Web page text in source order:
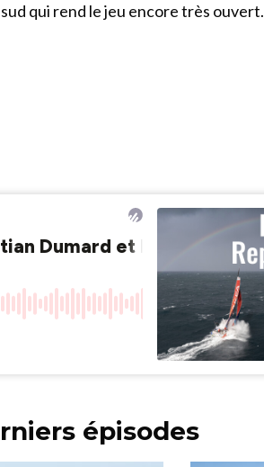
qui rend le jeu encore très ouvert.
épisodes